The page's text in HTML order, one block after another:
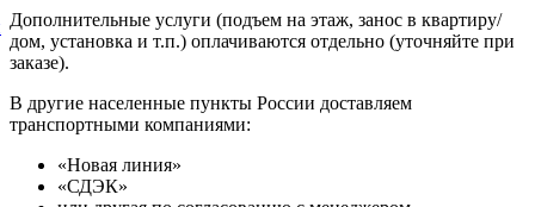
Дополнительные услуги (подъем на этаж, занос в квартиру/
дом, установка и т.п.) оплачиваются отдельно (уточняйте при
заказе).
В другие населенные пункты России доставляем
транспортными компаниями:
«Новая линия»
«СДЭК»